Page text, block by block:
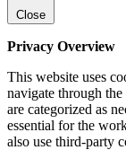
Close
Privacy Overview
This website uses
navigate through
are categorized as
essential for the
also use third-party